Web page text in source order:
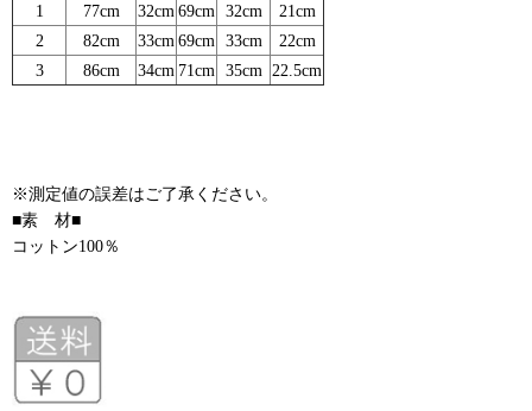
1
77cm 32cm69cm 32cm
21cm
2
82cm 33cm69cm 33cm
22cm
3
86cm 34cm 71cm 35cm 22.5cm
※測定値の誤差はご了承ください。
■素 材■
コットン100％